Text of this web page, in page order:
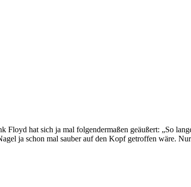
hat sich ja mal folgendermaßen geäußert: „So
ja schon mal sauber auf den Kopf getroffen wäre.